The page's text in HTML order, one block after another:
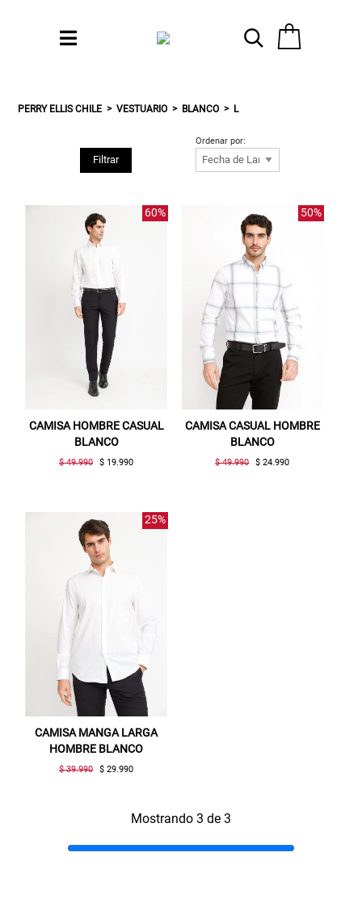
PERRY ELLIS CHILE VESTUARIO BLANCO L
Filtrar
Ordenar por:
60%
CAMISA HOMBRE CASUAL
BLANCO
$ 49.990 $ 19.990
50%
CAMISA CASUAL HOMBRE
BLANCO
$ 49.990 $ 24.990
25%
CAMISA MANGA LARGA
HOMBRE BLANCO
$ 39.990 $ 29.990
Mostrando 3 de 3
Gracias por inscribirte!
Aquí esta tu cupón, usalo en tu siguiente
compra. Valido por 72 hrs.